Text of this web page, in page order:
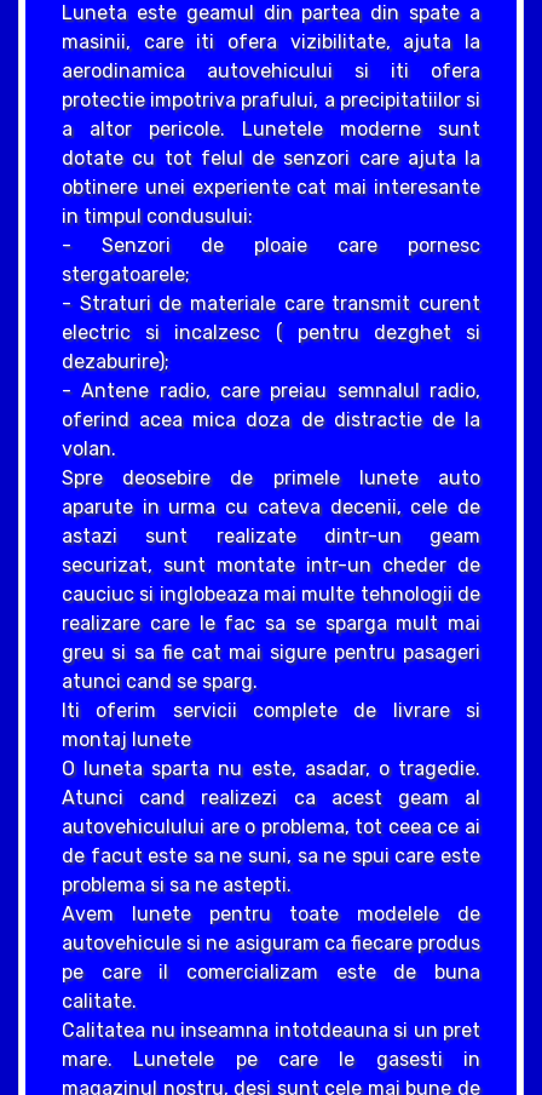
Luneta este geamul din partea din spate a
masinii, care iti ofera vizibilitate, ajuta la
aerodinamica autovehicului si iti ofera
protectie impotriva prafului, a precipitatiilor si
a altor pericole. Lunetele moderne sunt
dotate cu tot felul de senzori care ajuta la
obtinere unei experiente cat mai interesante
in timpul condusului:
- Senzori de ploaie care pornesc
stergatoarele;
- Straturi de materiale care transmit curent
electric si incalzesc ( pentru dezghet si
dezaburire);
- Antene radio, care preiau semnalul radio,
oferind acea mica doza de distractie de la
volan.
Spre deosebire de primele lunete auto
aparute in urma cu cateva decenii, cele de
astazi sunt realizate dintr-un geam
securizat, sunt montate intr-un cheder de
cauciuc si inglobeaza mai multe tehnologii de
realizare care le fac sa se sparga mult mai
greu si sa fie cat mai sigure pentru pasageri
atunci cand se sparg.
Iti oferim servicii complete de livrare si
montaj lunete
O luneta sparta nu este, asadar, o tragedie.
Atunci cand realizezi ca acest geam al
autovehiculului are o problema, tot ceea ce ai
de facut este sa ne suni, sa ne spui care este
problema si sa ne astepti.
Avem lunete pentru toate modelele de
autovehicule si ne asiguram ca fiecare produs
pe care il comercializam este de buna
calitate.
Calitatea nu inseamna intotdeauna si un pret
mare. Lunetele pe care le gasesti in
magazinul nostru, desi sunt cele mai bune de